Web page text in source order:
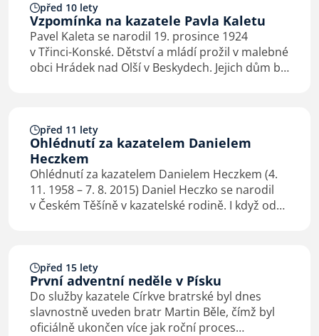
před 10 lety
Vzpomínka na kazatele Pavla Kaletu
Pavel Kaleta se narodil 19. prosince 1924
v Třinci-Konské. Dětství a mládí prožil v malebné
obci Hrádek nad Olší v Beskydech. Jejich dům byl
před 11 lety
Ohlédnutí za kazatelem Danielem
Heczkem
Ohlédnutí za kazatelem Danielem Heczkem (4.
11. 1958 – 7. 8. 2015) Daniel Heczko se narodil
v Českém Těšíně v kazatelské rodině. I když od
před 15 lety
První adventní neděle v Písku
Do služby kazatele Církve bratrské byl dnes
slavnostně uveden bratr Martin Běle, čímž byl
oficiálně ukončen více jak roční proces